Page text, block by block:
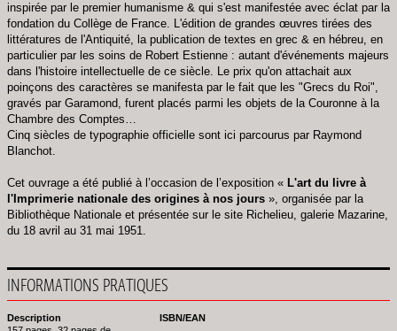
inspirée par le premier humanisme & qui s'est manifestée avec éclat par la
fondation du Collège de France. L'édition de grandes œuvres tirées des
littératures de l'Antiquité, la publication de textes en grec & en hébreu, en
particulier par les soins de Robert Estienne : autant d'événements majeurs
dans l'histoire intellectuelle de ce siècle. Le prix qu'on attachait aux
poinçons des caractères se manifesta par le fait que les "Grecs du Roi",
gravés par Garamond, furent placés parmi les objets de la Couronne à la
Chambre des Comptes…
Cinq siècles de typographie officielle sont ici parcourus par Raymond
Blanchot.
Cet ouvrage a été publié à l’occasion de l’exposition « L'art du livre à
l'Imprimerie nationale des origines à nos jours », organisée par la
Bibliothèque Nationale et présentée sur le site Richelieu, galerie Mazarine,
du 18 avril au 31 mai 1951.
INFORMATIONS PRATIQUES
Description
ISBN/EAN